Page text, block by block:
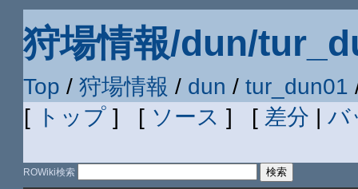
狩場情報/dun/
Top /狩場情報 / dun /tur_dun01
[ トップ] [ ソース ] [ 差分 | バ
ROWiki検索